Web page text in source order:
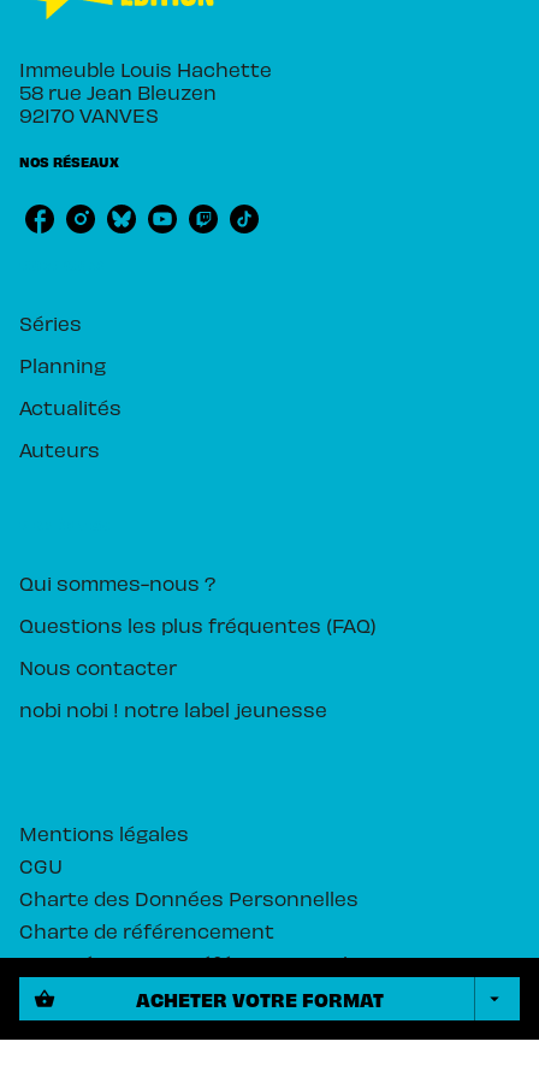
shopping_basket ACHETER VOTRE FORMAT arrow_drop_down
Immeuble Louis Hachette
58 rue Jean Bleuzen
92170 VANVES
NOS RÉSEAUX
Séries
Planning
Actualités
Auteurs
Qui sommes-nous ?
Questions les plus fréquentes (FAQ)
Nous contacter
nobi nobi ! notre label jeunesse
Mentions légales
CGU
Charte des Données Personnelles
Charte de référencement
Paramétrez vos préférences cookies